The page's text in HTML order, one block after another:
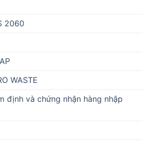
2060
WASTE
định và chứng nhận hàng nhập